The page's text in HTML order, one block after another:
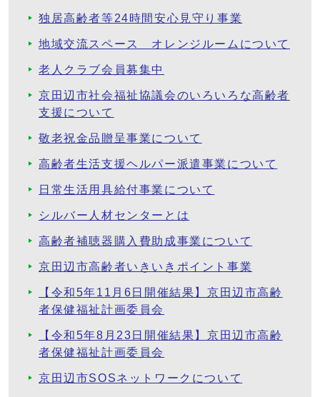
独居高齢者等24時間安心見守り事業
地域交流スペース オレンジルームについて
老人クラブ会員募集中
京田辺市社会福祉協議会のいろいろな高齢者
支援について
敬老祝金品贈呈事業について
高齢者生活支援ヘルパー派遣事業について
日常生活用具給付事業について
シルバー人材センターとは
高齢者補聴器購入費助成事業について
京田辺市高齢者いきいきポイント事業
【令和5年11月6日開催結果】京田辺市高齢
者保健福祉計画委員会
【令和5年8月23日開催結果】京田辺市高齢
者保健福祉計画委員会
京田辺市SOSネットワークについて